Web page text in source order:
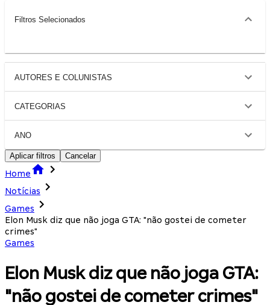
Filtros Selecionados
AUTORES E COLUNISTAS
CATEGORIAS
ANO
Aplicar filtros Cancelar
Home
Notícias
Games
Elon Musk diz que não joga GTA: "não gostei de cometer
crimes"
Games
Elon Musk diz que não joga GTA:
"não gostei de cometer crimes"